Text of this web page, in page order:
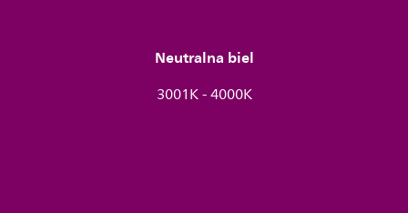
Neutralna biel
3001K - 4000K